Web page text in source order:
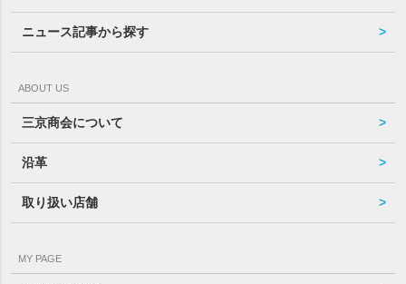
ニュース記事から探す
ABOUT US
三京商会について
沿革
取り扱い店舗
MY PAGE